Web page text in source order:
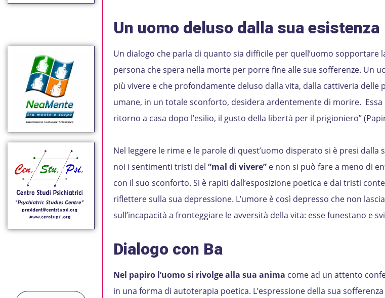
Un uomo deluso dalla sua esistenza
Un dialogo che parla di quanto sia difficile per quell’uomo sopportare
persona che spera nella morte per porre fine alle sue sofferenze. Un
più vivere e che profondamente deluso dalla vita, dalla cattiveria delle
umane, in un totale sconforto, desidera ardentemente di morire. Essa
ritorno a casa dopo l’esilio, il gusto della libertà per il prigioniero”
Nel leggere le rime e le parole di quest’uomo disperato si è presi dalla
noi i sentimenti tristi del “mal di vivere”e non si può fare a meno di
con il suo sconforto. Si è rapiti dall’esposizione poetica e dai tristi
riflettere sulla sua depressione. L’umore è così depresso che non
sull’incapacità a fronteggiare le avversità della vita: esse funestano e
Dialogo con Ba
Nel papiro l’uomo si rivolge alla sua anima come ad un attento
in una forma di autoterapia poetica. L’espressione della sua